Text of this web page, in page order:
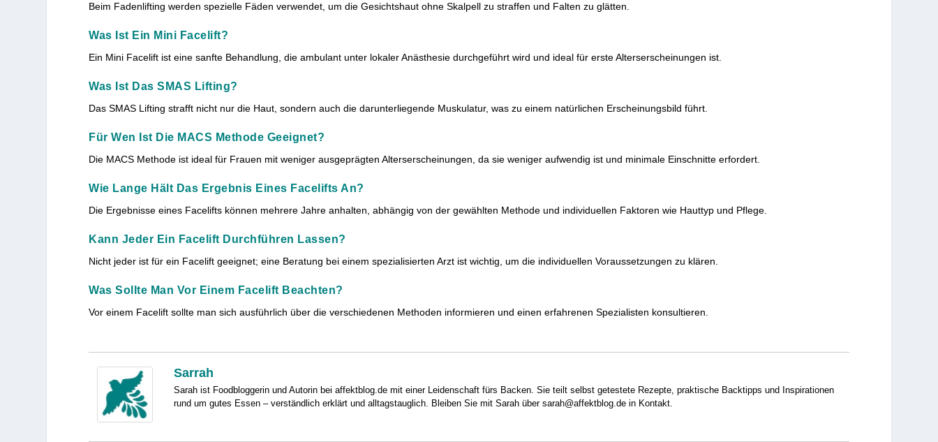
Beim Fadenlifting werden spezielle Fäden verwendet, um die Gesichtshaut ohne Skalpell zu straffen und Falten zu glätten.
Was Ist Ein Mini Facelift?
Ein Mini Facelift ist eine sanfte Behandlung, die ambulant unter lokaler Anästhesie durchgeführt wird und ideal für erste Alterserscheinungen ist.
Was Ist Das SMAS Lifting?
Das SMAS Lifting strafft nicht nur die Haut, sondern auch die darunterliegende Muskulatur, was zu einem natürlichen Erscheinungsbild führt.
Für Wen Ist Die MACS Methode Geeignet?
Die MACS Methode ist ideal für Frauen mit weniger ausgeprägten Alterserscheinungen, da sie weniger aufwendig ist und minimale Einschnitte erfordert.
Wie Lange Hält Das Ergebnis Eines Facelifts An?
Die Ergebnisse eines Facelifts können mehrere Jahre anhalten, abhängig von der gewählten Methode und individuellen Faktoren wie Hauttyp und Pflege.
Kann Jeder Ein Facelift Durchführen Lassen?
Nicht jeder ist für ein Facelift geeignet; eine Beratung bei einem spezialisierten Arzt ist wichtig, um die individuellen Voraussetzungen zu klären.
Was Sollte Man Vor Einem Facelift Beachten?
Vor einem Facelift sollte man sich ausführlich über die verschiedenen Methoden informieren und einen erfahrenen Spezialisten konsultieren.
Sarrah
Sarah ist Foodbloggerin und Autorin bei affektblog.de mit einer Leidenschaft fürs Backen. Sie teilt selbst getestete Rezepte, praktische Backtipps und Inspirationen
rund um gutes Essen – verständlich erklärt und alltagstauglich. Bleiben Sie mit Sarah über sarah@affektblog.de in Kontakt.